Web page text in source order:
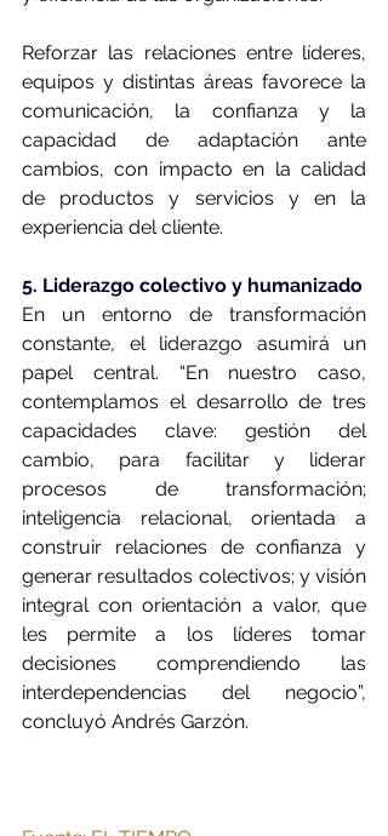
Reforzar las relaciones entre líderes,
equipos y distintas áreas favorece la
comunicación, la confianza y la
capacidad de adaptación ante
cambios, con impacto en la calidad
de productos y servicios y en la
experiencia del cliente.
5. Liderazgo colectivo y humanizado
En un entorno de transformación
constante, el liderazgo asumirá un
papel central. “En nuestro caso,
contemplamos el desarrollo de tres
capacidades clave: gestión del
cambio, para facilitar y liderar
procesos de transformación;
inteligencia relacional, orientada a
construir relaciones de confianza y
generar resultados colectivos; y visión
integral con orientación a valor, que
les permite a los líderes tomar
decisiones comprendiendo las
interdependencias del negocio”,
concluyó Andrés Garzón.